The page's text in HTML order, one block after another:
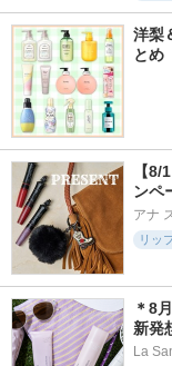
洋梨
とめ
【
ンペ
アナ
リッ
＊8
新発
La